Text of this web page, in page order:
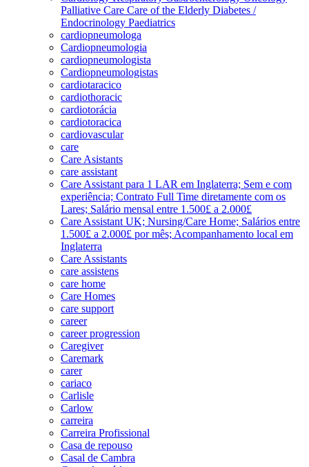
Palliative Care Care of the Elderly Diabetes /
Endocrinology Paediatrics
cardiopneumologa
Cardiopneumologia
cardiopneumologista
Cardiopneumologistas
cardiotaracico
cardiothoracic
cardiotorácia
cardiotoracica
cardiovascular
care
Care Asistants
care assistant
Care Assistant para 1 LAR em Inglaterra; Sem e com
experiência; Contrato Full Time diretamente com os
Lares; Salário mensal entre 1.500£ a 2.000£
Care Assistant UK; Nursing/Care Home; Salários entre
1.500£ a 2.000£ por mês; Acompanhamento local em
Inglaterra
Care Assistants
care assistens
care home
Care Homes
care support
career
career progression
Caregiver
Caremark
carer
cariaco
Carlisle
Carlow
carreira
Carreira Profissional
Casa de repouso
Casal de Cambra